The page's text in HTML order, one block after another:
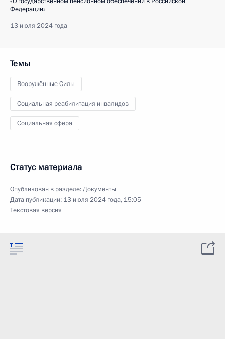
Федерации»
13 июля 2024 года
Темы
Вооружённые Силы
Социальная реабилитация инвалидов
Социальная сфера
Статус материала
Опубликован в разделе:Документы
Дата публикации: 13 июля 2024 года, 15:05
Текстовая версия